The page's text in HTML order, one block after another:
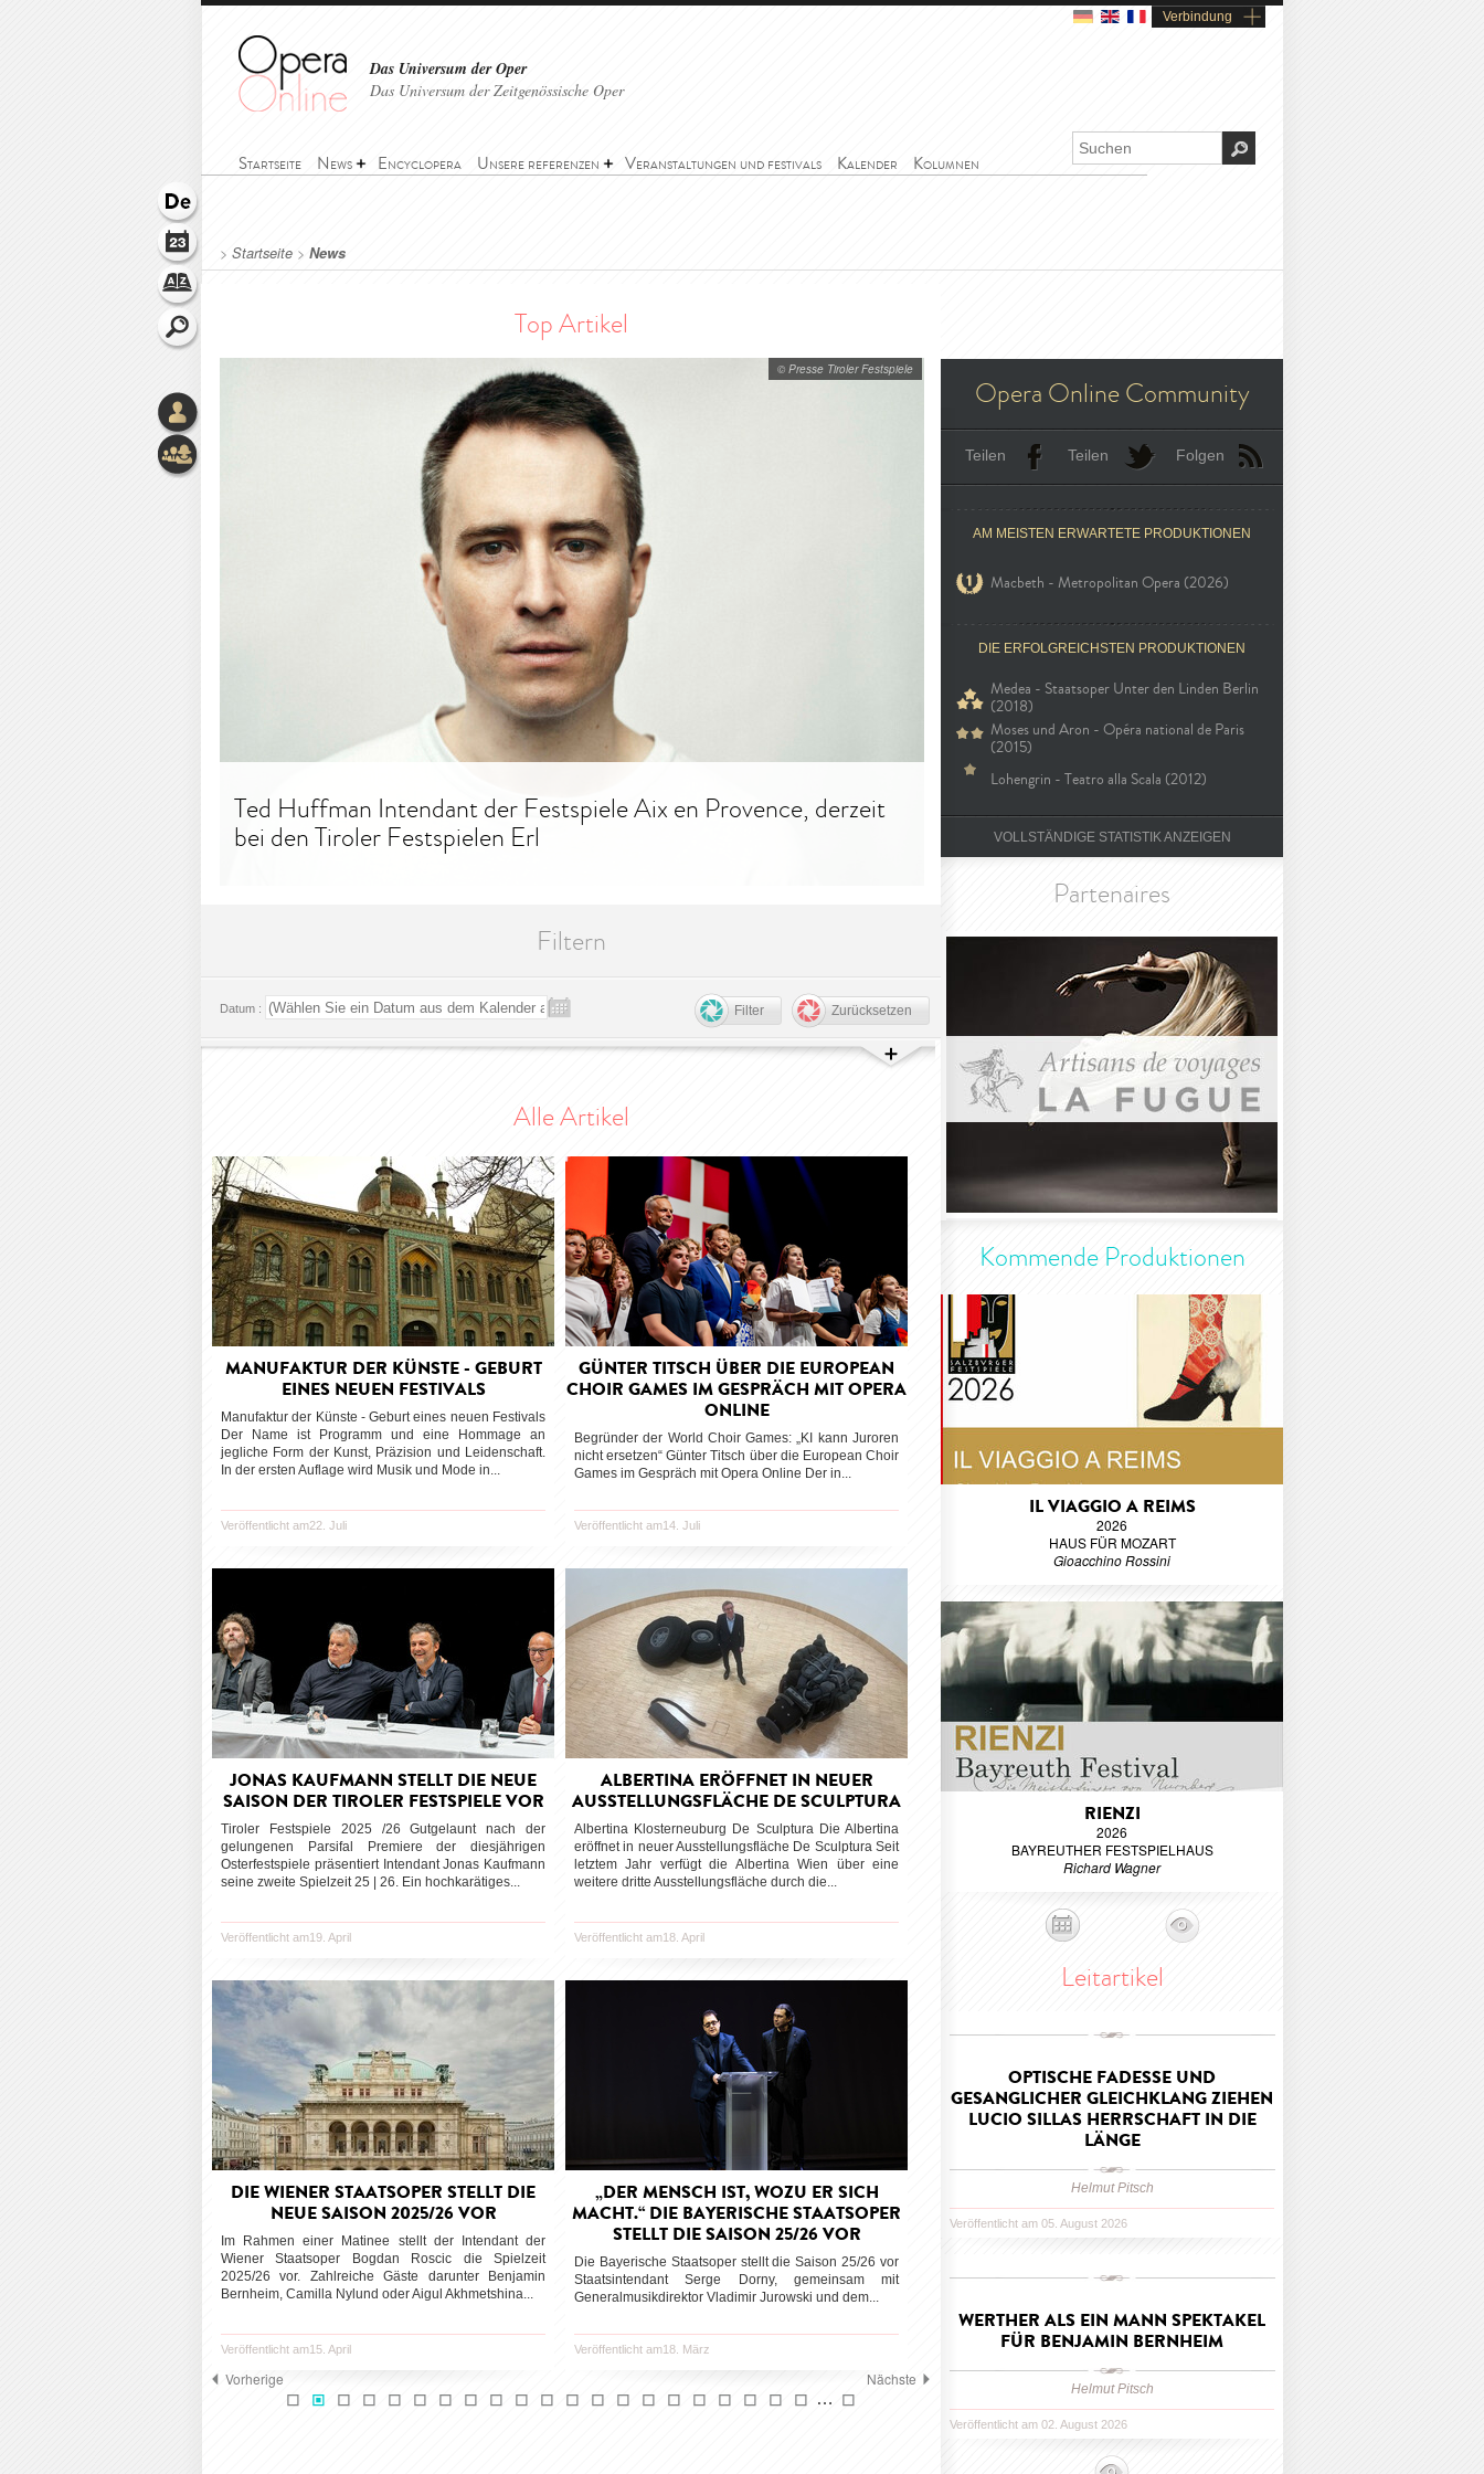
Verbindung
Das Universum der Oper
Das Universum der Zeitgenössische Oper
Startseite News Encyclopera Unsere referenzen Veranstaltungen und festivals Kalender Kolumnen
> Startseite > News
Top Artikel
© Presse Tiroler Festspiele
Ted Huffman Intendant der Festspiele Aix en Provence, derzeit
bei den Tiroler Festspielen Erl
Filtern
Datum : Filter Zurücksetzen
Alle Artikel
MANUFAKTUR DER KÜNSTE - GEBURT
EINES NEUEN FESTIVALS
Manufaktur der Künste - Geburt eines neuen Festivals
Der Name ist Programm und eine Hommage an
jegliche Form der Kunst, Präzision und Leidenschaft.
In der ersten Auflage wird Musik und Mode in...
Veröffentlicht am22. Juli
GÜNTER TITSCH ÜBER DIE EUROPEAN
CHOIR GAMES IM GESPRÄCH MIT OPERA
ONLINE
Begründer der World Choir Games: „KI kann Juroren
nicht ersetzen“ Günter Titsch über die European Choir
Games im Gespräch mit Opera Online Der in...
Veröffentlicht am14. Juli
JONAS KAUFMANN STELLT DIE NEUE
SAISON DER TIROLER FESTSPIELE VOR
Tiroler Festspiele 2025 /26 Gutgelaunt nach der
gelungenen Parsifal Premiere der diesjährigen
Osterfestspiele präsentiert Intendant Jonas Kaufmann
seine zweite Spielzeit 25 | 26. Ein hochkarätiges...
Veröffentlicht am19. April
ALBERTINA ERÖFFNET IN NEUER
AUSSTELLUNGSFLÄCHE DE SCULPTURA
Albertina Klosterneuburg De Sculptura Die Albertina
eröffnet in neuer Ausstellungsfläche De Sculptura Seit
letztem Jahr verfügt die Albertina Wien über eine
weitere dritte Ausstellungsfläche durch die...
Veröffentlicht am18. April
DIE WIENER STAATSOPER STELLT DIE
NEUE SAISON 2025/26 VOR
Im Rahmen einer Matinee stellt der Intendant der
Wiener Staatsoper Bogdan Roscic die Spielzeit
2025/26 vor. Zahlreiche Gäste darunter Benjamin
Bernheim, Camilla Nylund oder Aigul Akhmetshina...
Veröffentlicht am15. April
„DER MENSCH IST, WOZU ER SICH
MACHT.“ DIE BAYERISCHE STAATSOPER
STELLT DIE SAISON 25/26 VOR
Die Bayerische Staatsoper stellt die Saison 25/26 vor
Staatsintendant Serge Dorny, gemeinsam mit
Generalmusikdirektor Vladimir Jurowski und dem...
Veröffentlicht am18. März
Vorherige
…
Nächste
Opera Online Community
Teilen Teilen Folgen
AM MEISTEN ERWARTETE PRODUKTIONEN
Macbeth - Metropolitan Opera (2026)
DIE ERFOLGREICHSTEN PRODUKTIONEN
Medea - Staatsoper Unter den Linden Berlin
(2018)
Moses und Aron - Opéra national de Paris
(2015)
Lohengrin - Teatro alla Scala (2012)
VOLLSTÄNDIGE STATISTIK ANZEIGEN
Partenaires
Kommende Produktionen
IL VIAGGIO A REIMS
2026
HAUS FÜR MOZART
Gioacchino Rossini
RIENZI
2026
BAYREUTHER FESTSPIELHAUS
Richard Wagner
Leitartikel
OPTISCHE FADESSE UND
GESANGLICHER GLEICHKLANG ZIEHEN
LUCIO SILLAS HERRSCHAFT IN DIE
LÄNGE
Helmut Pitsch
Veröffentlicht am 05. August 2026
WERTHER ALS EIN MANN SPEKTAKEL
FÜR BENJAMIN BERNHEIM
Helmut Pitsch
Veröffentlicht am 02. August 2026